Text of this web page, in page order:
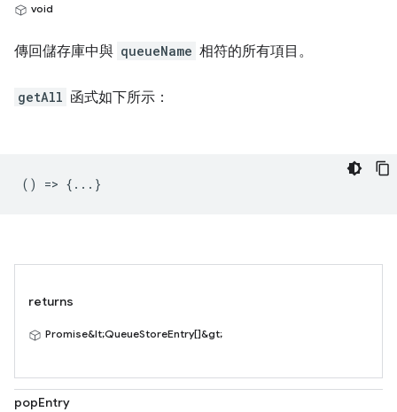
void
傳回儲存庫中與 queueName 相符的所有項目。
getAll 函式如下所示：
() => {...}
returns
Promise&lt;QueueStoreEntry[]&gt;
popEntry